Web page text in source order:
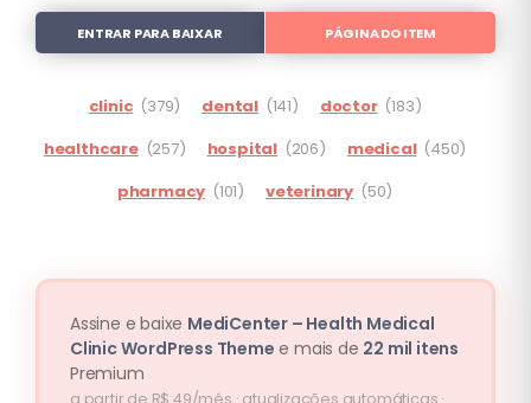
ENTRAR PARA BAIXAR PÁGINA DO ITEM
clinic (379) dental (141) doctor (183)
healthcare (257) hospital (206) medical (450)
pharmacy (101) veterinary (50)
Assine e baixe MediCenter – Health Medical
Clinic WordPress Theme e mais de 22 mil itens
Premium
a partir de R$ 49/mês · atualizações automáticas ·